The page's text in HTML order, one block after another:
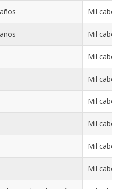
Mil
Mil
Mil
Mil
Mil
Mil
Mil
Mil